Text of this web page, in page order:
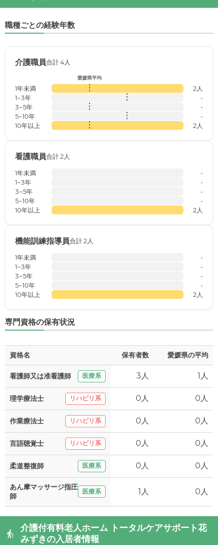
職種ごとの経験年数
介護職員合計 4人
愛媛県平均
1年未満
2人
1~3年
-
3~5年
-
5~10年
-
10年以上
2人
看護職員合計 2人
1年未満
-
1~3年
-
3~5年
-
5~10年
-
10年以上
2人
機能訓練指導員合計 2人
1年未満
-
1~3年
-
3~5年
-
5~10年
-
10年以上
2人
専門資格の保有状況
資格名 保有者数 愛媛県の平均
看護師又は准看護師 医療系 3人 1人
理学療法士 リハビリ系 0人 0人
作業療法士 リハビリ系 0人 0人
言語聴覚士 リハビリ系 0人 0人
柔道整復師 医療系 0人 0人
あん摩マッサージ指圧
師
医療系 1人 0人
介護付有料老人ホーム トータルケアサポート花
みずきの入居者情報